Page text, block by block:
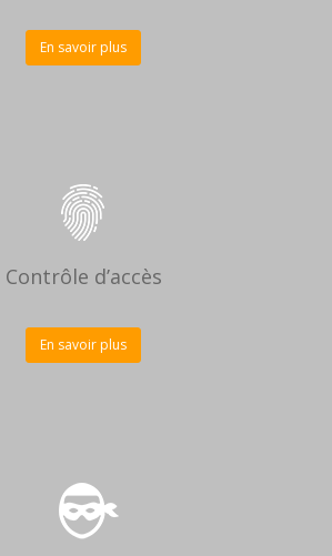
En savoir plus
Contrôle d’accès
En savoir plus